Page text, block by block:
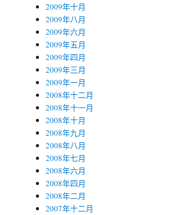
2009年十月
2009年八月
2009年六月
2009年五月
2009年四月
2009年三月
2009年一月
2008年十二月
2008年十一月
2008年十月
2008年九月
2008年八月
2008年七月
2008年六月
2008年四月
2008年二月
2007年十二月